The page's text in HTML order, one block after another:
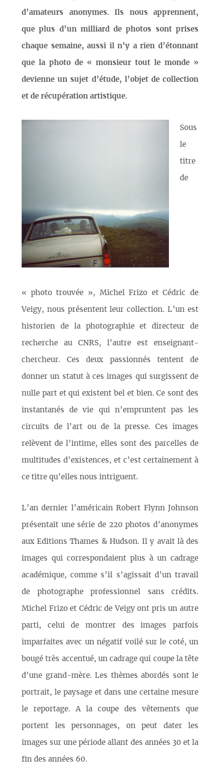
d’amateurs anonymes. Ils nous apprennent,
que plus d’un milliard de photos sont prises
chaque semaine, aussi il n’y a rien d’étonnant
que la photo de « monsieur tout le monde »
devienne un sujet d’étude, l’objet de collection
et de récupération artistique.
Sous
le
titre
de
« photo trouvée », Michel Frizo et Cédric de
Veigy, nous présentent leur collection. L’un est
historien de la photographie et directeur de
recherche au CNRS, l’autre est enseignant-
chercheur. Ces deux passionnés tentent de
donner un statut à ces images qui surgissent de
nulle part et qui existent bel et bien. Ce sont des
instantanés de vie qui n’empruntent pas les
circuits de l’art ou de la presse. Ces images
relèvent de l’intime, elles sont des parcelles de
multitudes d’existences, et c’est certainement à
ce titre qu’elles nous intriguent.
L’an dernier l’américain Robert Flynn Johnson
présentait une série de 220 photos d’anonymes
aux Editions Thames & Hudson. Il y avait là des
images qui correspondaient plus à un cadrage
académique, comme s’il s’agissait d’un travail
de photographe professionnel sans crédits.
Michel Frizo et Cédric de Veigy ont pris un autre
parti, celui de montrer des images parfois
imparfaites avec un négatif voilé sur le coté, un
bougé très accentué, un cadrage qui coupe la tête
d’une grand-mère. Les thèmes abordés sont le
portrait, le paysage et dans une certaine mesure
le reportage. A la coupe des vêtements que
portent les personnages, on peut dater les
images sur une période allant des années 30 et la
fin des années 60.